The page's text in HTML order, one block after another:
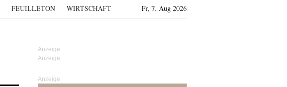
FEUILLETON WIRTSCHAFT Fr, 7. Aug 2026
Anzeige